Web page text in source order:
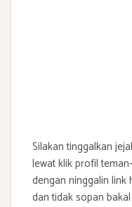
Silakan tinggalkan
lewat klik profil
dengan ninggalin link
dan tidak sopan